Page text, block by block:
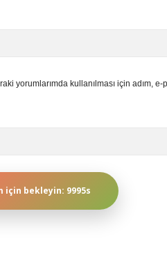
yorumlarımda kullanılması için adım,